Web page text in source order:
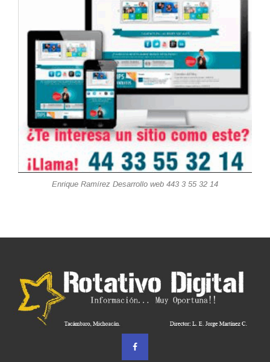
Enrique Ramírez Desarrollo web 443 3 55 32 14